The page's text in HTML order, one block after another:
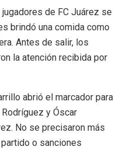
de FC Juárez se
brindó una comida como
Antes de salir, los
la atención recibida por
abrió el marcador para
y Óscar
No se precisaron más
o sanciones